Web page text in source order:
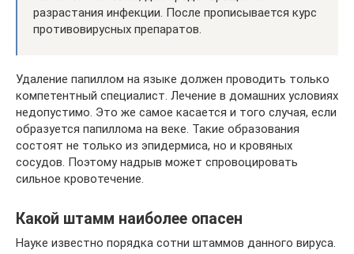
разрастания инфекции. После прописывается курс
противовирусных препаратов.
Удаление папиллом на языке должен проводить только
компетентный специалист. Лечение в домашних условиях
недопустимо. Это же самое касается и того случая, если
образуется папиллома на веке. Такие образования
состоят не только из эпидермиса, но и кровяных
сосудов. Поэтому надрыв может спровоцировать
сильное кровотечение.
Какой штамм наиболее опасен
Науке известно порядка сотни штаммов данного вируса.